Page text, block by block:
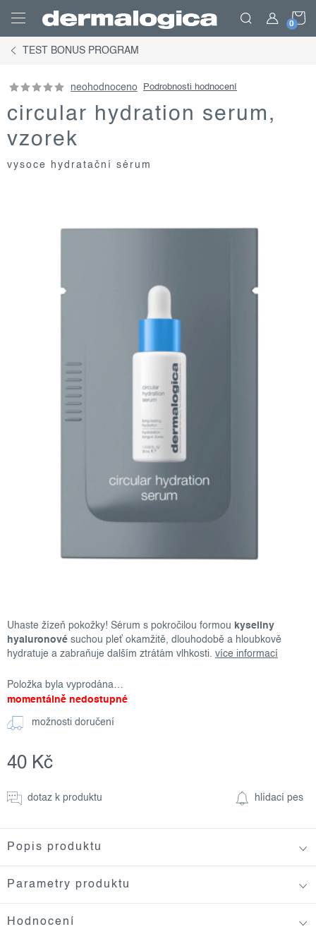
obsah
TEST BONUS PROGRAM
neohodnoceno Podrobnosti hodnocení
circular hydration serum,
vzorek
vysoce hydratační sérum
Uhaste žízeň pokožky! Sérum s pokročilou formou kyseliny
hyaluronové suchou pleť okamžitě, dlouhodobě a hloubkově
hydratuje a zabraňuje dalším ztrátám vlhkosti. více informací
Položka byla vyprodána…
momentálně nedostupné
možnosti doručení
40 Kč
cena:dotaz k produktu hlídací pes
Popis produktu
Parametry produktu
Hodnocení